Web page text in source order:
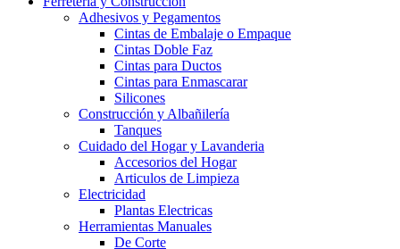
Adhesivos y Pegamentos
Cintas de Embalaje o Empaque
Cintas Doble Faz
Cintas para Ductos
Cintas para Enmascarar
Silicones
Construcción y Albañilería
Tanques
Cuidado del Hogar y Lavanderia
Accesorios del Hogar
Articulos de Limpieza
Electricidad
Plantas Electricas
Herramientas Manuales
De Corte